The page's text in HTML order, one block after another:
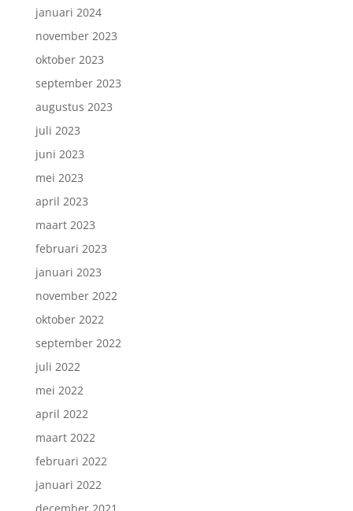
januari 2024
november 2023
oktober 2023
september 2023
augustus 2023
juli 2023
juni 2023
mei 2023
april 2023
maart 2023
februari 2023
januari 2023
november 2022
oktober 2022
september 2022
juli 2022
mei 2022
april 2022
maart 2022
februari 2022
januari 2022